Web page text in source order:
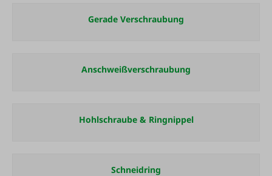
Gerade Verschraubung
Anschweißverschraubung
Hohlschraube & Ringnippel
Schneidring